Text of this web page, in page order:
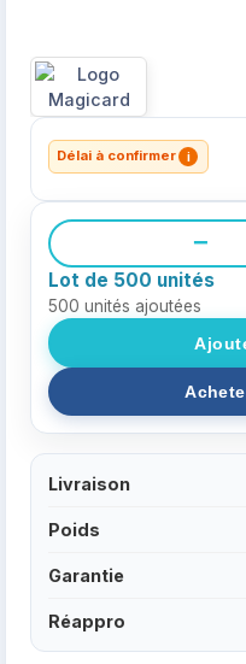
Délai à confirmer i
−
Lot de 500 unités
500 unités ajoutées
Livraison
Poids
Garantie
Réappro